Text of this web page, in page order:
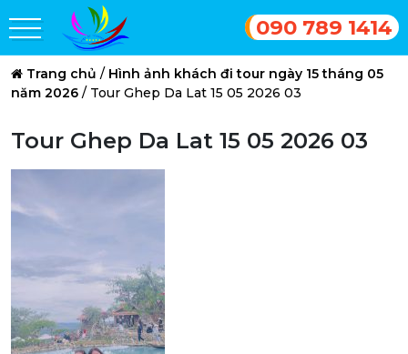
090 789 1414
Trang chủ / Hình ảnh khách đi tour ngày 15 tháng 05
năm 2026 / Tour Ghep Da Lat 15 05 2026 03
Tour Ghep Da Lat 15 05 2026 03